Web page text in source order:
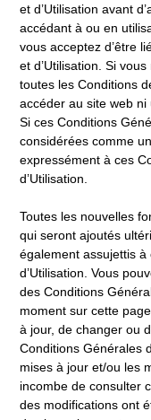
et d’Utilisation avant
accédant à ou en
vous acceptez d’être
et d’Utilisation. Si
toutes les Conditions
accéder au site web ni
Si ces Conditions
considérées comme
expressément à ces
d’Utilisation.
Toutes les nouvelles
qui seront ajoutés
également assujettis
d’Utilisation. Vous
des Conditions
moment sur cette
à jour, de changer ou
Conditions Générales
mises à jour et/ou les
incombe de consulter
des modifications ont